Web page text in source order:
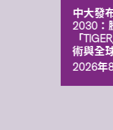
中大發
2030：
「
術與全
2026年